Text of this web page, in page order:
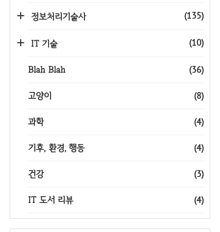
정보처리기술사 (135)
IT 기술 (10)
Blah Blah (36)
고양이 (8)
과학 (4)
기후, 환경, 행동 (4)
건강 (3)
IT 도서 리뷰 (4)